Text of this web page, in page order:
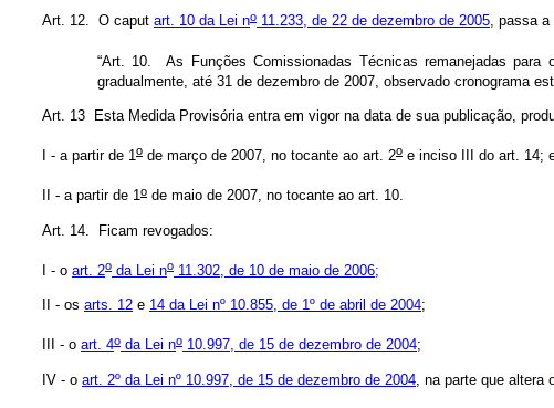
Art. 12. O caput art. 10 da Lei no 11.233, de 22 de dezembro de 2005, passa a
“Art. 10. As Funções Comissionadas Técnicas remanejadas
gradualmente, até 31 de dezembro de 2007, observado cronograma
Art. 13 Esta Medida Provisória entra em vigor na data de sua publicação,
I - a partir de 1o de março de 2007, no tocante ao art. 2o e inciso III do art. 14;
II - a partir de 1o de maio de 2007, no tocante ao art. 10.
Art. 14. Ficam revogados:
I - o art. 2o da Lei no 11.302, de 10 de maio de 2006;
II - os arts. 12 e 14 da Lei nº 10.855, de 1º de abril de 2004;
III - o art. 4o da Lei no 10.997, de 15 de dezembro de 2004;
IV - o art. 2º da Lei nº 10.997, de 15 de dezembro de 2004 , na parte que altera